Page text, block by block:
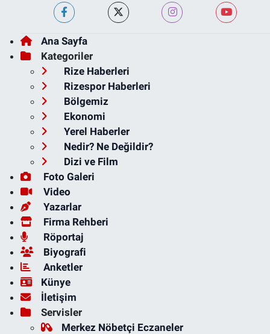
Ana Sayfa
Kategoriler
Rize Haberleri
Rizespor Haberleri
Bölgemiz
Ekonomi
Yerel Haberler
Nedir? Ne Değildir?
Dizi ve Film
Foto Galeri
Video
Yazarlar
Firma Rehberi
Röportaj
Biyografi
Anketler
Künye
İletişim
Servisler
Merkez Nöbetçi Eczaneler